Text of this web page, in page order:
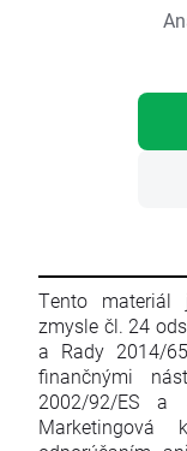
Tento materiál
zmysle čl. 24
a Rady 2014/
finančnými
2002/92/ES a
Marketingová